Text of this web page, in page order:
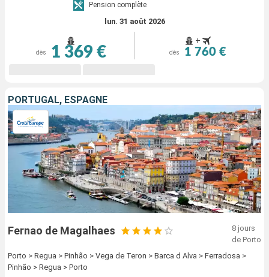
Pension complète
lun. 31 août 2026
dès 1 369 €
+
dès 1 760 €
PORTUGAL, ESPAGNE
Fernao de Magalhaes
8 jours
de Porto
Porto > Regua > Pinhão > Vega de Teron > Barca d Alva > Ferradosa >
Pinhão > Regua > Porto